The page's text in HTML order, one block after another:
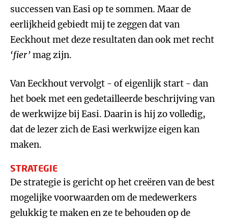
successen van Easi op te sommen. Maar de
eerlijkheid gebiedt mij te zeggen dat van
Eeckhout met deze resultaten dan ook met recht
‘fier’mag zijn.
Van Eeckhout vervolgt - of eigenlijk start - dan
het boek met een gedetailleerde beschrijving van
de werkwijze bij Easi. Daarin is hij zo volledig,
dat de lezer zich de Easi werkwijze eigen kan
maken.
STRATEGIE
De strategie is gericht op het creëren van de best
mogelijke voorwaarden om de medewerkers
gelukkig te maken en ze te behouden op de